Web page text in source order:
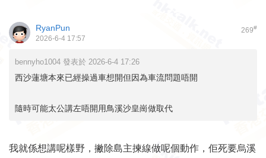
269#
RyanPun
2026-6-4 17:57
bennyho1004 發表於 2026-6-4 17:26
西沙蓮塘本來已經操過車想開但因為車流問題唔開
隨時可能太公講左唔開用鳥溪沙皇崗做取代
我就係想講呢樣野，撇除島主揀線做呢個動作，佢死要烏溪